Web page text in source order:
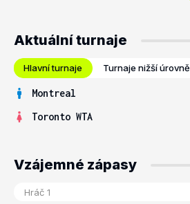
Aktuální turnaje
Hlavní turnaje Turnaje nižší úrovně
Montreal
Toronto WTA
Vzájemné zápasy